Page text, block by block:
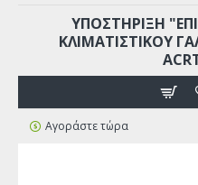
YΠΟΣΤΗΡΙΞΗ
ΚΛΙΜΑΤΙΣΤΙΚΟΥ
Αγοράστε τώρα